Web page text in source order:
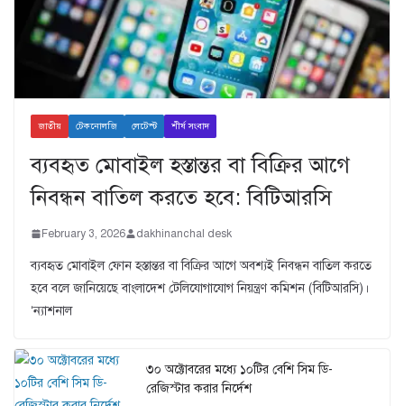
জাতীয় টেকনোলজি লেটেস্ট শীর্ষ সংবাদ
ব্যবহৃত মোবাইল হস্তান্তর বা বিক্রির আগে
নিবন্ধন বাতিল করতে হবে: বিটিআরসি
February 3, 2026 dakhinanchal desk
ব্যবহৃত মোবাইল ফোন হস্তান্তর বা বিক্রির আগে অবশ্যই নিবন্ধন বাতিল করতে
হবে বলে জানিয়েছে বাংলাদেশ টেলিযোগাযোগ নিয়ন্ত্রণ কমিশন (বিটিআরসি)।
‘ন্যাশনাল
৩০ অক্টোবরের মধ্যে ১০টির বেশি সিম ডি-
রেজিস্টার করার নির্দেশ